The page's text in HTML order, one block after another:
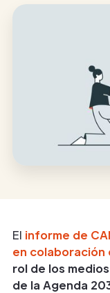
El informe de
en colaboración
rol de los
de la Agenda